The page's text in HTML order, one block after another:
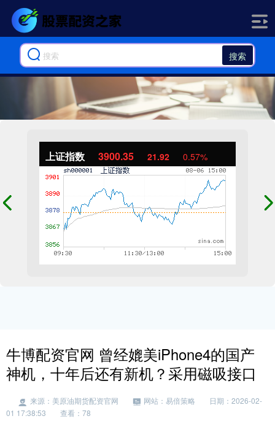
搜索
上证指数 3900.35 21.92 0.57%
牛博配资官网 曾经媲美iPhone4的国产
神机，十年后还有新机？采用磁吸接口
来源：美原油期货配资官网 网站：易倍策略
日期：2026-02-
01 17:38:53
查看：78